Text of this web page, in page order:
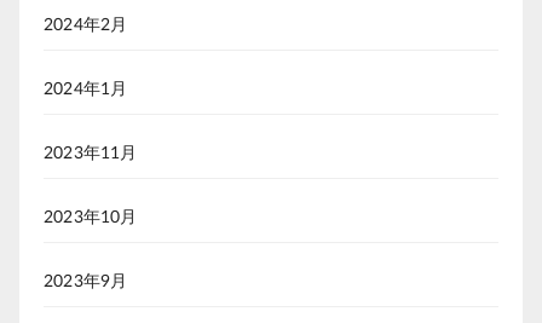
2024年2月
2024年1月
2023年11月
2023年10月
2023年9月